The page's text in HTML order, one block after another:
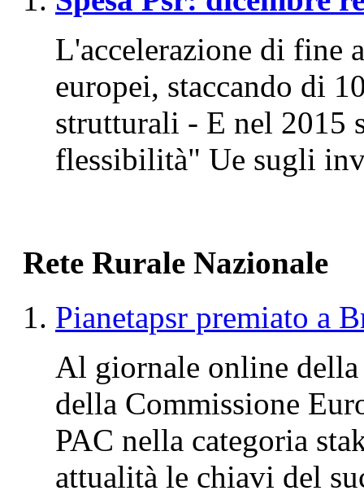
L'accelerazione di fine
europei, staccando di
strutturali - E nel 2015
flessibilità" Ue sugli
Rete Rurale Nazionale
Pianetapsr premiato a
Al giornale online
della Commissione
PAC nella categoria
attualità le chiavi del